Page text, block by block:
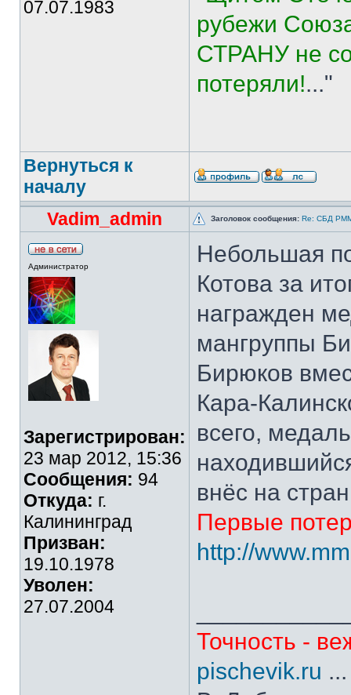
07.07.1983
рубежи
СТРАНУ не
потеряли!..."
Вернуться к
началу
Vadim_admin
Заголовок сообщения: Re: СБД
Администратор
Зарегистрирован:
23 мар 2012, 15:36
Сообщения: 94
Откуда: г.
Калининград
Призван:
19.10.1978
Уволен:
27.07.2004
Небольшая
Котова за
награжден
мангруппы
Бирюков
Кара-
всего,
внёс на
Первые
http://
Точность -
pischevik.ru